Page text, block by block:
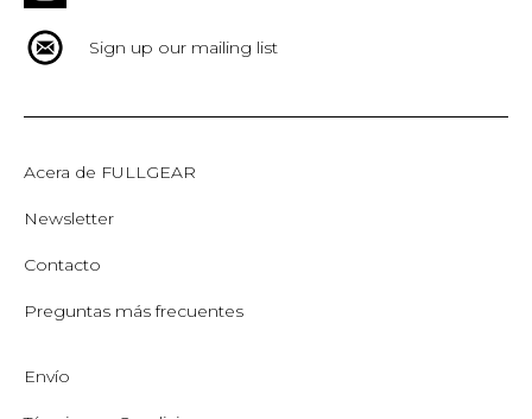
Sign up our mailing list
Acera de FULLGEAR
Newsletter
Contacto
Preguntas más frecuentes
Envío